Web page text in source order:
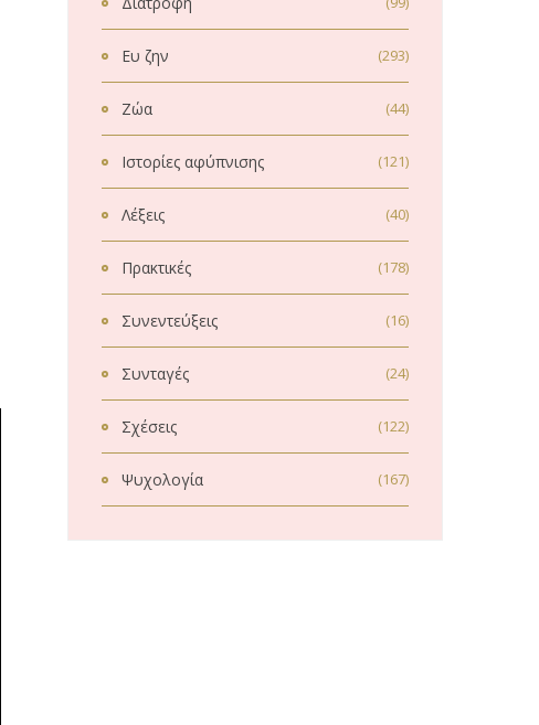
Ευ ζην (293)
Ζώα (44)
Ιστορίες αφύπνισης (121)
Λέξεις (40)
Πρακτικές (178)
Συνεντεύξεις (16)
Συνταγές (24)
Σχέσεις (122)
Ψυχολογία (167)